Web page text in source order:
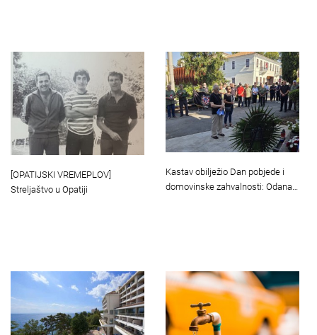
[OPATIJSKI VREMEPLOV]
Streljaštvo u Opatiji
Kastav obilježio Dan pobjede i
domovinske zahvalnosti: Odana…